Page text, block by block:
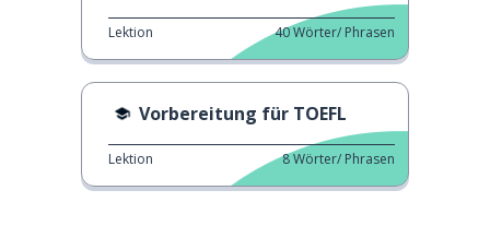
Lektion 40Wörter/ Phrasen
Vorbereitung für TOEFL
Lektion 8Wörter/ Phrasen